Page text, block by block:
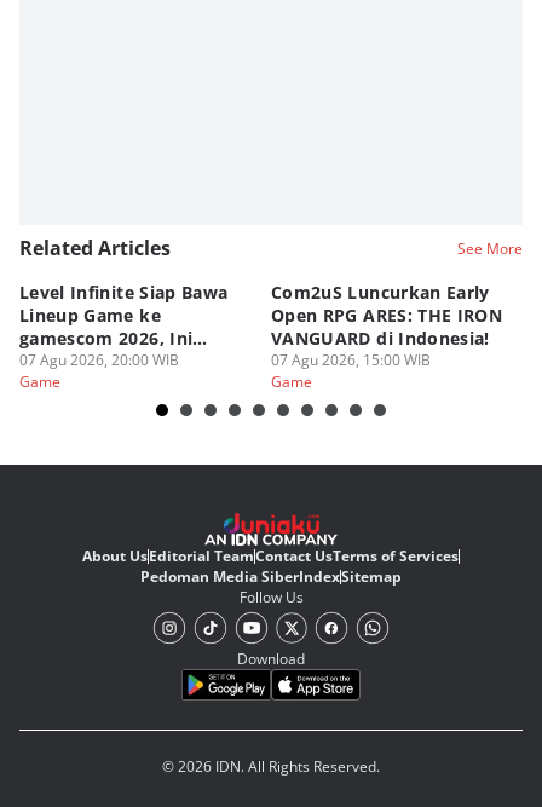
Related Articles See More
Level Infinite Siap Bawa
Lineup Game ke
gamescom 2026, Ini
Judulnya!
07 Agu 2026, 20:00 WIB
Game
Com2uS Luncurkan Early
Open RPG ARES: THE IRON
VANGUARD di Indonesia!
07 Agu 2026, 15:00 WIB
Game
About UsEditorial TeamContact UsTerms of Services
Pedoman Media SiberIndexSitemap
Follow Us
Download
© 2026 IDN. All Rights Reserved.